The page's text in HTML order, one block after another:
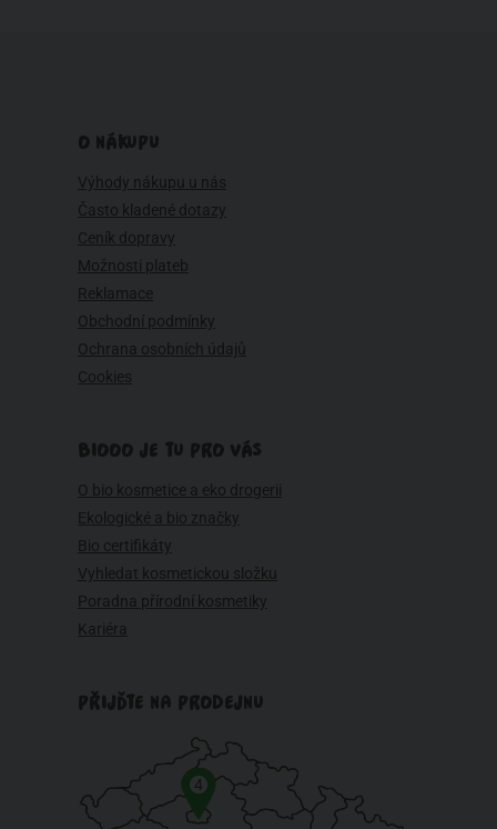
O NÁKUPU
Výhody nákupu u nás
Často kladené dotazy
Ceník dopravy
Možnosti plateb
Reklamace
Obchodní podmínky
Ochrana osobních údajů
Cookies
BIOOO JE TU PRO VÁS
O bio kosmetice a eko drogerii
Ekologické a bio značky
Bio certifikáty
Vyhledat kosmetickou složku
Poradna přírodní kosmetiky
Kariéra
PŘIJĎTE NA PRODEJNU
4